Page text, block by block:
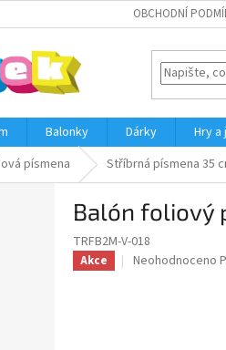
OBCHODNÍ
Balonky Dárky Hry
písmena Stříbrná písmena 35
Balón foliový
TRFB2M-V-018
Akce
Průměrné
Neohodnoceno